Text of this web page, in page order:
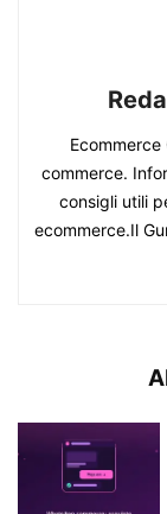
Ecommerce
commerce.
consigli utili
ecommerce.Il